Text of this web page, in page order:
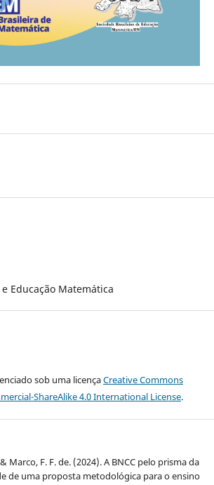
Educação Matemática
sob uma licençaCreative Commons
ShareAlike 4.0 International License.
Marco, F. F. de. (2024). A BNCC pelo prisma da
de uma proposta metodológica para o ensino